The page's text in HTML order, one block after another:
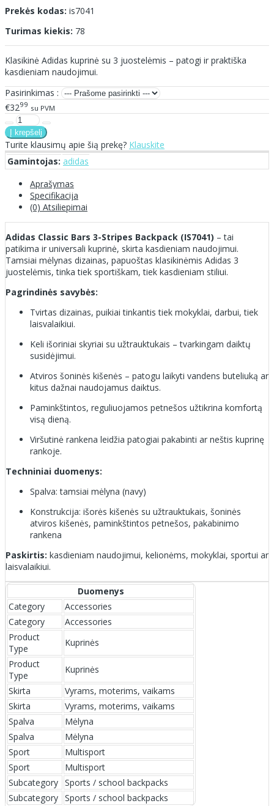
Prekės kodas: is7041
Turimas kiekis: 78
Klasikinė Adidas kuprinė su 3 juostelėmis – patogi ir praktiška
kasdieniam naudojimui.
Pasirinkimas :
€3299 su PVM
Turite klausimų apie šią prekę? Klauskite
Gamintojas: adidas
Aprašymas
Specifikacija
(0) Atsiliepimai
Adidas Classic Bars 3-Stripes Backpack (IS7041) – tai
patikima ir universali kuprinė, skirta kasdieniam naudojimui.
Tamsiai mėlynas dizainas, papuoštas klasikinėmis Adidas 3
juostelėmis, tinka tiek sportiškam, tiek kasdieniam stiliui.
Pagrindinės savybės:
Tvirtas dizainas, puikiai tinkantis tiek mokyklai, darbui, tiek
laisvalaikiui.
Keli išoriniai skyriai su užtrauktukais – tvarkingam daiktų
susidėjimui.
Atviros šoninės kišenės – patogu laikyti vandens buteliuką ar
kitus dažnai naudojamus daiktus.
Paminkštintos, reguliuojamos petnešos užtikrina komfortą
visą dieną.
Viršutinė rankena leidžia patogiai pakabinti ar neštis kuprinę
rankoje.
Techniniai duomenys:
Spalva: tamsiai mėlyna (navy)
Konstrukcija: išorės kišenės su užtrauktukais, šoninės
atviros kišenės, paminkštintos petnešos, pakabinimo
rankena
Paskirtis: kasdieniam naudojimui, kelionėms, mokyklai, sportui ar
laisvalaikiui.
Duomenys
Category
Accessories
Category
Accessories
Product
Type
Kuprinės
Product
Type
Kuprinės
Skirta
Vyrams, moterims, vaikams
Skirta
Vyrams, moterims, vaikams
Spalva
Mėlyna
Spalva
Mėlyna
Sport
Multisport
Sport
Multisport
Subcategory Sports / school backpacks
Subcategory Sports / school backpacks